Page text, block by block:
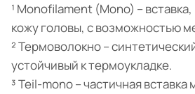
¹ Monofilament (Mono) –
кожу головы, с возможностью
² Термоволокно –
устойчивый к термоукладке.
³ Teil-mono – частичная